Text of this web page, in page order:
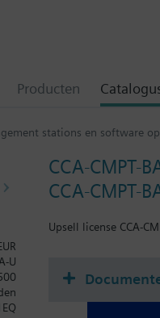
Producten
stations en software
CCA-CMPT-
CCA-CMPT-
Upsell license CCA-
U